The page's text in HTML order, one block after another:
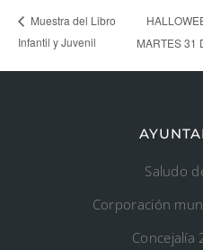
Muestra del Libro
Infantil y Juvenil
MARTES 31
Saludo
Corporación
Concejalía